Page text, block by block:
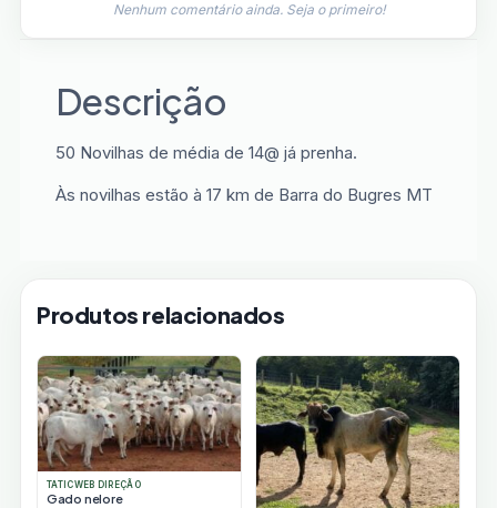
Nenhum comentário ainda. Seja o primeiro!
Descrição
50 Novilhas de média de 14@ já prenha.
Às novilhas estão à 17 km de Barra do Bugres MT
Produtos relacionados
TATICWEB DIREÇÃO
Gado nelore